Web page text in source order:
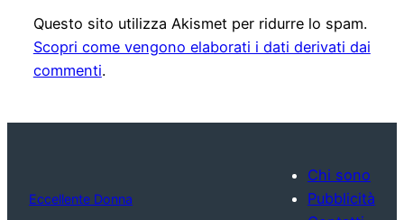
Questo sito utilizza Akismet per ridurre lo spam.
Scopri come vengono elaborati i dati derivati dai
commenti.
Eccellente Donna
Chi sono
Pubblicità